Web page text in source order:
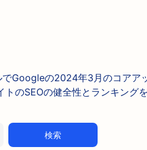
Googleの2024年3月のコアア
のSEOの健全性とランキング
検索